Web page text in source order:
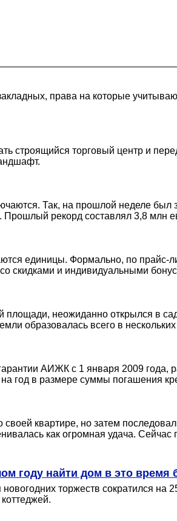
права на которые
строящийся торговый центр и
Так, на прошлой неделе был
Прошлый рекорд составлял 3,8 млн
единицы. Формально, по прайс-
скидками и индивидуальными
неожиданно открылся в
образовалась всего в
АИЖК с 1 января 2009 года,
год в размере суммы погашения
квартире, но затем
как огромная удача. Сейчас
году найти дом в это
торжеств сократился